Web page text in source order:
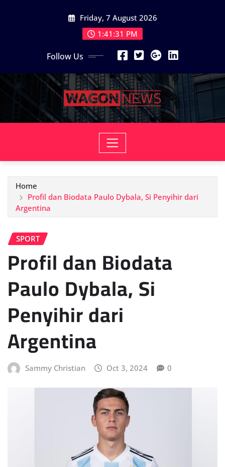
Friday, 7 August 2026
1:41:32 PM
Follow Us
Home
Profil dan Biodata Paulo Dybala, Si Penyihir dari
Argentina
SPORT
Profil dan Biodata
Paulo Dybala, Si
Penyihir dari
Argentina
Sammy Christian Oct 3, 2024 0